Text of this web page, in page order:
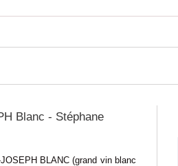
Blanc - Stéphane
BLANC (grand vin blanc